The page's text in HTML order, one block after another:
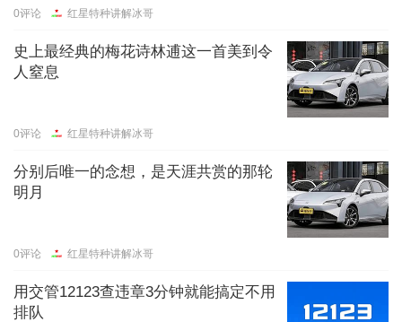
0评论 红星特种讲解冰哥
史上最经典的梅花诗林逋这一首美到令
人窒息
0评论 红星特种讲解冰哥
分别后唯一的念想，是天涯共赏的那轮
明月
0评论 红星特种讲解冰哥
用交管12123查违章3分钟就能搞定不用
排队